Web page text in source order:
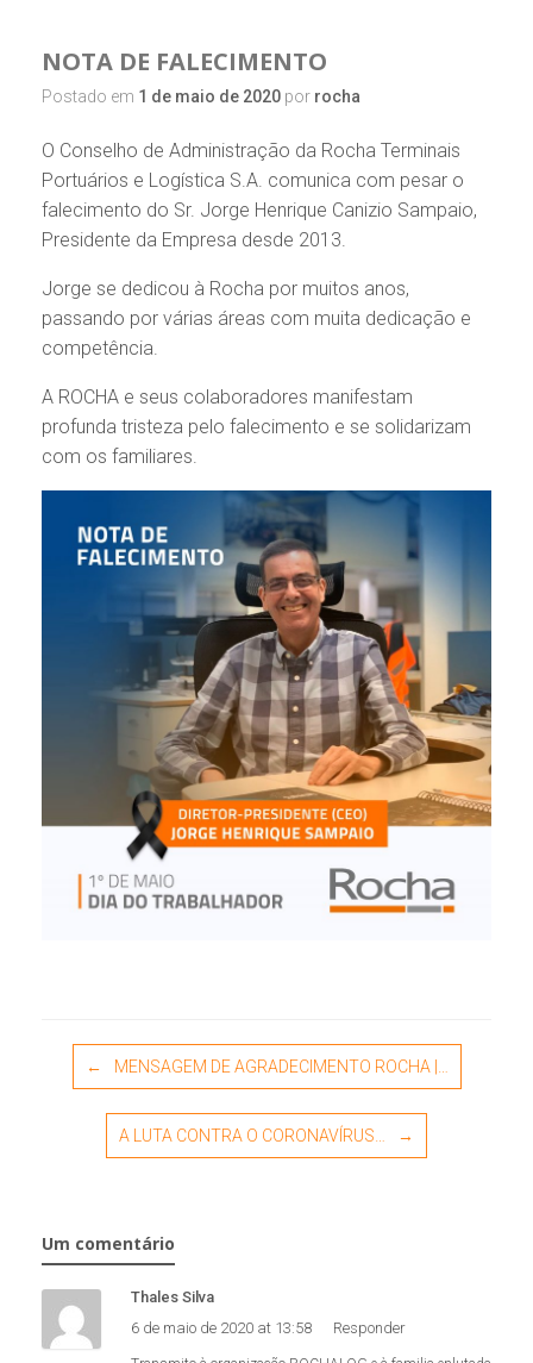
NOTA DE FALECIMENTO
Postado em 1 de maio de 2020 por rocha
O Conselho de Administração da Rocha Terminais
Portuários e Logística S.A. comunica com pesar o
falecimento do Sr. Jorge Henrique Canizio Sampaio,
Presidente da Empresa desde 2013.
Jorge se dedicou à Rocha por muitos anos,
passando por várias áreas com muita dedicação e
competência.
A ROCHA e seus colaboradores manifestam
profunda tristeza pelo falecimento e se solidarizam
com os familiares.
Post navigation
← MENSAGEM DE AGRADECIMENTO ROCHA |…
A LUTA CONTRA O CORONAVÍRUS… →
Um comentário
Thales Silva
6 de maio de 2020 at 13:58
Responder